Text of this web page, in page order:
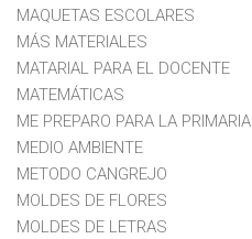
MAQUETAS ESCOLARES
MÁS MATERIALES
MATARIAL PARA EL DOCENTE
MATEMÁTICAS
ME PREPARO PARA LA PRIMARIA
MEDIO AMBIENTE
METODO CANGREJO
MOLDES DE FLORES
MOLDES DE LETRAS